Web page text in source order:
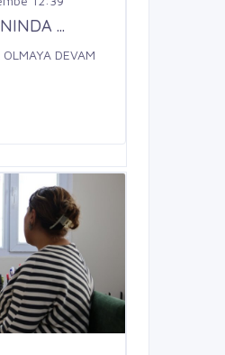
...
DEVAM